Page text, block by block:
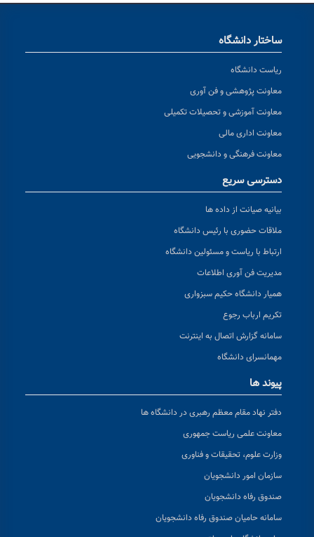
ساختار دانشگاه
ریاست دانشگاه
معاونت پژوهشی و فن آوری
معاونت آموزشی و تحصیلات تکمیلی
معاونت اداری مالی
معاونت فرهنگی و دانشجویی
دسترسی سریع
بیانیه صیانت از داده ها
ملاقات حضوری با رئیس دانشگاه
ارتباط با ریاست و مسئولین دانشگاه
مدیریت فن آوری اطلاعات
همیار دانشگاه حکیم سبزواری
تکریم ارباب رجوع
سامانه گزارش اتصال به اینترنت
مهمانسرای دانشگاه
پیوند ها
دفتر نهاد مقام معظم رهبری در دانشگاه ها
معاونت علمی ریاست جمهوری
وزارت علوم، تحقیقات و فناوری
سازمان امور دانشجویان
صندوق رفاه دانشجویان
سامانه حامیان صندوق رفاه دانشجویان